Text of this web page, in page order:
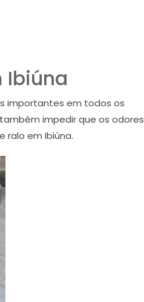
Ibiúna
importantes em todos os
impedir que os odores
ralo em Ibiúna.